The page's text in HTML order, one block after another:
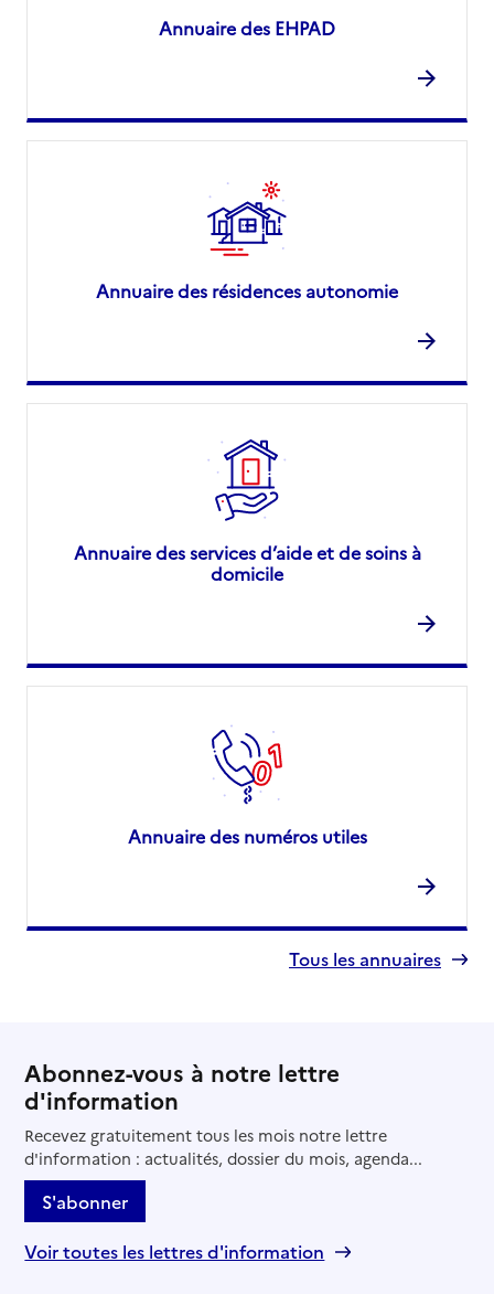
Annuaire des EHPAD
Annuaire des résidences autonomie
Annuaire des services d’aide et de soins à
domicile
Annuaire des numéros utiles
Tous les annuaires
Abonnez-vous à notre lettre
d'information
Recevez gratuitement tous les mois notre lettre
d'information : actualités, dossier du mois, agenda...
S'abonner
Voir toutes les lettres d'information